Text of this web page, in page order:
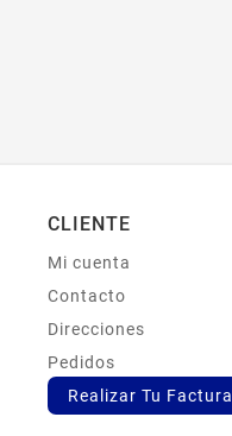
CLIENTE
Mi cuenta
Contacto
Direcciones
Pedidos
Realizar Tu Factura